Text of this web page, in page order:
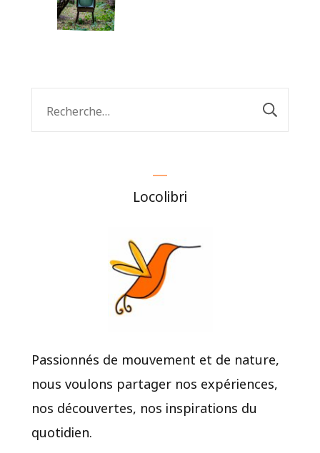
Locolibri
Passionnés de mouvement et de nature,
nous voulons partager nos expériences,
nos découvertes, nos inspirations du
quotidien.​